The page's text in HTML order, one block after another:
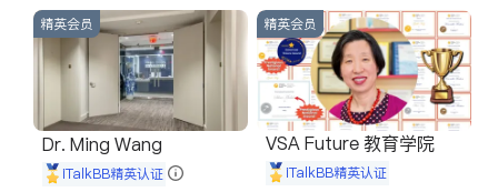
商铺租售
开发商建商
精英会员
Dr. Ming Wang
iTalkBB精英认证
精英会员
VSA Future 教育学院
iTalkBB精英认证